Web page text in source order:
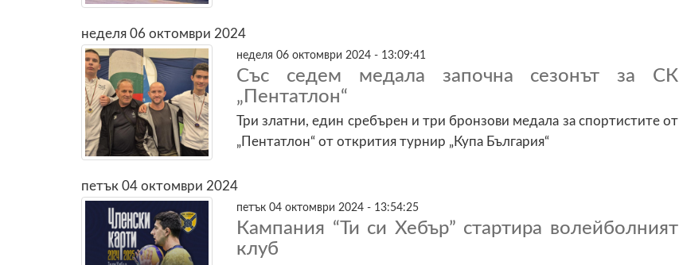
неделя 06 октомври 2024
неделя 06 октомври 2024 - 13:09:41
Със седем медала започна сезонът за СК
„Пентатлон“
Три златни, един сребърен и три бронзови медала за спортистите от
„Пентатлон“ от открития турнир „Купа България“
петък 04 октомври 2024
петък 04 октомври 2024 - 13:54:25
Кампания “Ти си Хебър” стартира волейболният
клуб